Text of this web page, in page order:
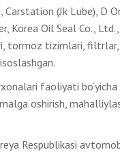
(Jk Lube), D
Korea Oil Seal Co.,
tormoz tizimlari,
faoliyati
oshirish,
Respublikasi